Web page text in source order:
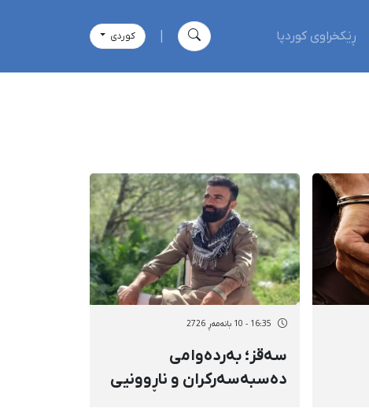
ڕێکخراوی کوردپا كوردی
16:35 - 10 بانەمەڕ 2726
سەقز؛ بەردەوامی
دەسبەسەرکران و ناڕوونیی